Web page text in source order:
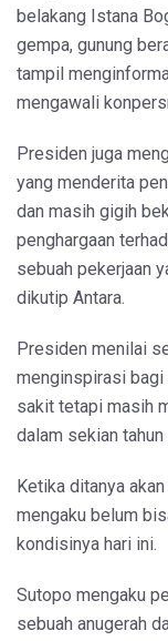
belakang Istana
gempa, gunung
tampil
mengawali
Presiden juga
yang menderita
dan masih gigih
penghargaan
sebuah pekerjaan
dikutip Antara.
Presiden menilai
menginspirasi bagi
sakit tetapi masih
dalam sekian tahun
Ketika ditanya
mengaku belum
kondisinya hari ini.
Sutopo mengaku
sebuah anugerah